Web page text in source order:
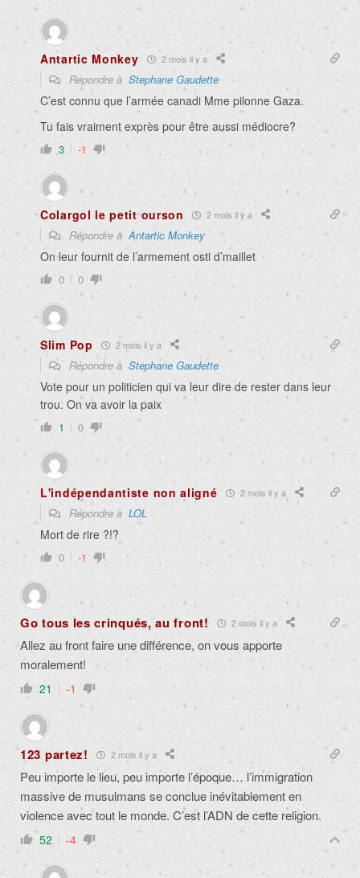
Antartic Monkey 2 mois il y a
Répondre à Stephane Gaudette
C’est connu que l’armée canadi Mme pilonne Gaza.
Tu fais vraiment exprès pour être aussi médiocre?
3 -1
Colargol le petit ourson 2 mois il y a
Répondre àAntartic Monkey
On leur fournit de l’armement osti d’maillet
0 0
Slim Pop 2 mois il y a
Répondre à Stephane Gaudette
Vote pour un politicien qui va leur dire de rester dans leur
trou. On va avoir la paix
1 0
L'indépendantiste non aligné 2 mois il y a
Répondre à LOL
Mort de rire ?!?
0 -1
Go tous les crinqués, au front! 2 mois il y a
Allez au front faire une différence, on vous apporte
moralement!
21 -1
123 partez! 2 mois il y a
Peu importe le lieu, peu importe l’époque… l’immigration
massive de musulmans se conclue inévitablement en
violence avec tout le monde. C’est l’ADN de cette religion.
52 -4